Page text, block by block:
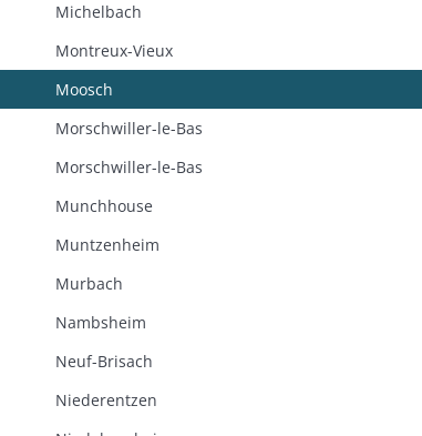
Michelbach
Montreux-Vieux
Moosch
Morschwiller-le-Bas
Morschwiller-le-Bas
Munchhouse
Muntzenheim
Murbach
Nambsheim
Neuf-Brisach
Niederentzen